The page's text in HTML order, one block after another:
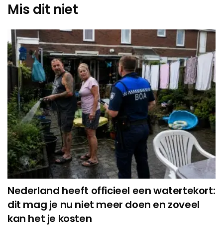
Mis dit niet
Nederland heeft officieel een watertekort:
dit mag je nu niet meer doen en zoveel
kan het je kosten